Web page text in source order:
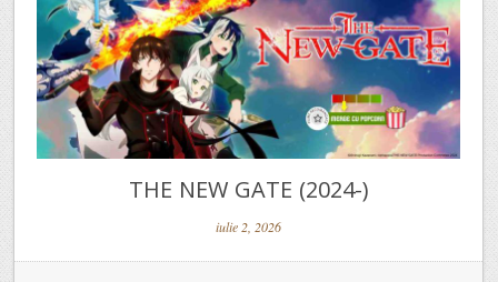
THE NEW GATE (2024-)
iulie 2, 2026